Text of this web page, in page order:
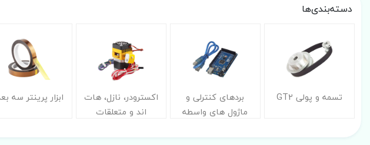
دسته‌بندی‌ها
تسمه و پولی GT2
بردهای کنترلی و
ماژول های واسطه
اکسترودر، نازل، هات
اند و متعلقات
ابزار پرینتر سه